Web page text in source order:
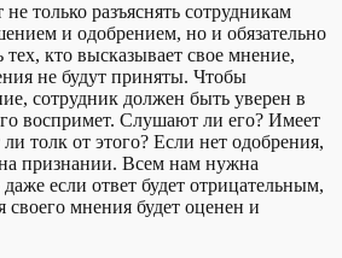
только разъяснять сотрудникам
и одобрением, но и обязательно
кто высказывает свое мнение,
не будут приняты. Чтобы
сотрудник должен быть уверен в
воспримет. Слушают ли его? Имеет
толк от этого? Если нет одобрения,
признании. Всем нам нужна
если ответ будет отрицательным,
своего мнения будет оценен и